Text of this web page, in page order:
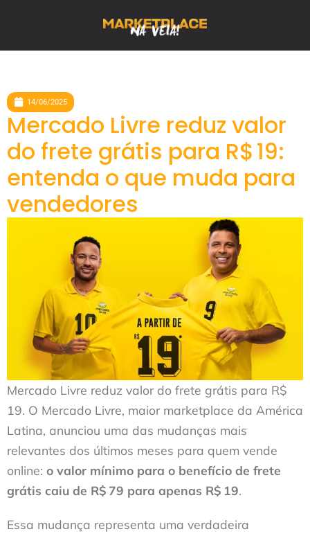
14/06/2025
Mercado Livre reduz valor
do frete grátis para R$ 19:
entenda o que muda para
vendedores
Mercado Livre reduz valor do frete grátis para R$
19. O Mercado Livre, maior marketplace da América
Latina, anunciou uma das mudanças mais
relevantes dos últimos meses para quem vende
online: o valor mínimo para o benefício de frete
grátis caiu de R$ 79 para apenas R$ 19.
Essa mudança representa uma verdadeira